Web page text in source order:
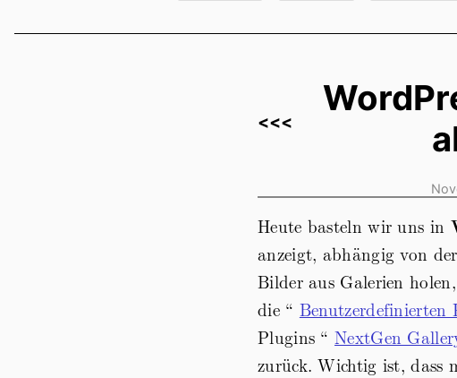
<<<
Heute basteln wir uns in
anzeigt, abhängig von
Bilder aus Galerien
die “ Benutzerdefinierten
Plugins “NextGen
zurück. Wichtig ist, dass